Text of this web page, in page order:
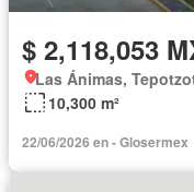
$ 2,118,053
Las Ánimas,
10,300 m²
22/06/2026 en - Glosermex